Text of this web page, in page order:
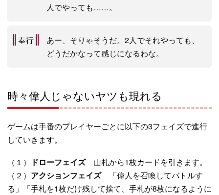
人でやっても……。
奉行
あー、そりゃそうだ。2人でそれやっても、
どうだかなって感じになるわな。
時々偉人じゃないヤツも現れる
ゲームは手番のプレイヤーごとに以下の3フェイズで進行
していきます。
（１） ドローフェイズ山札から1枚カードを引きます。
（２） アクションフェイズ「偉人を召喚してバトルす
る」「手札を1枚だけ残して捨て、手札が8枚になるように